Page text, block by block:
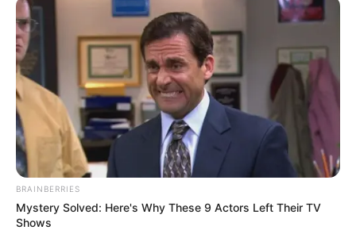
BRAINBERRIES
Mystery Solved: Here's Why These 9 Actors Left Their TV
Shows